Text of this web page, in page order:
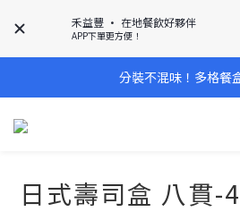
禾益豐 • 在地餐飲好夥伴
APP下單更方便！
分裝不混味！多格餐
日式壽司盒 八貫-